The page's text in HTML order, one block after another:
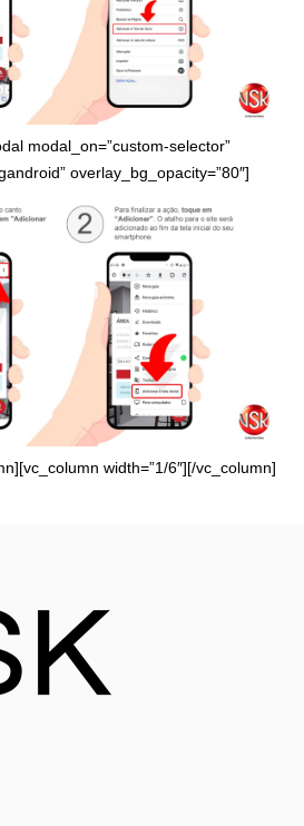
modal_on=”custom-selector”
overlay_bg_opacity=”80″]
width=”1/6″][/vc_column]